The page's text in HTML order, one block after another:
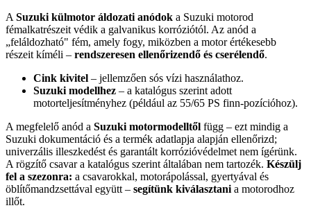
A Suzuki külmotor áldozati anódok a Suzuki motorod
fémalkatrészeit védik a galvanikus korróziótól. Az anód a
„feláldozható" fém, amely fogy, miközben a motor értékesebb
részeit kíméli – rendszeresen ellenőrizendő és cserélendő.
Cink kivitel – jellemzően sós vízi használathoz.
Suzuki modellhez – a katalógus szerint adott
motorteljesítményhez (például az 55/65 PS finn-pozícióhoz).
A megfelelő anód a Suzuki motormodelltől függ – ezt mindig a
Suzuki dokumentáció és a termék adatlapja alapján ellenőrizd;
univerzális illeszkedést és garantált korrózióvédelmet nem ígérünk.
A rögzítő csavar a katalógus szerint általában nem tartozék. Készülj
fel a szezonra: a csavarokkal, motorápolással, gyertyával és
öblítőmandzsettával együtt – segítünk kiválasztani a motorodhoz
illőt.